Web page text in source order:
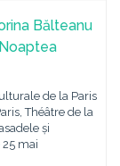
Bălteanu
de la Paris
Théâtre de la
și
mai